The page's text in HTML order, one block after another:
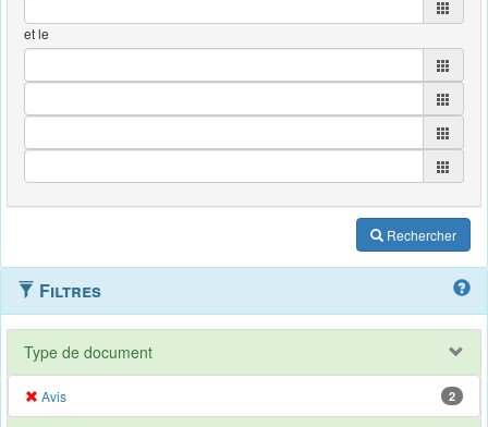
et le
Rechercher
Filtres
Type de document
Avis 2